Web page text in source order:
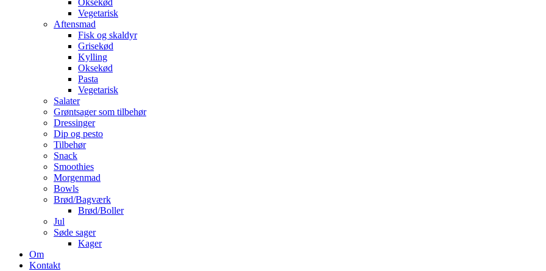
Oksekød
Vegetarisk
Aftensmad
Fisk og skaldyr
Grisekød
Kylling
Oksekød
Pasta
Vegetarisk
Salater
Grøntsager som tilbehør
Dressinger
Dip og pesto
Tilbehør
Snack
Smoothies
Morgenmad
Bowls
Brød/Bagværk
Brød/Boller
Jul
Søde sager
Kager
Om
Kontakt